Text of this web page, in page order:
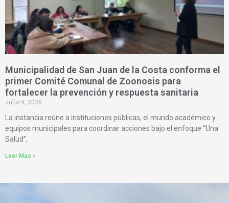
Municipalidad de San Juan de la Costa conforma el
primer Comité Comunal de Zoonosis para
fortalecer la prevención y respuesta sanitaria
Julio 9, 2026
La instancia reúne a instituciones públicas, el mundo académico y
equipos municipales para coordinar acciones bajo el enfoque “Una
Salud”,
Leer Mas »